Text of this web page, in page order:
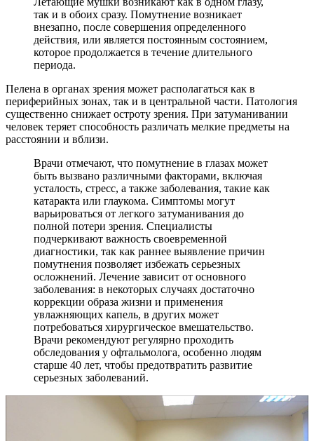
так и в обоих сразу. Помутнение возникает
внезапно, после совершения определенного
действия, или является постоянным состоянием,
которое продолжается в течение длительного
периода.
Пелена в органах зрения может располагаться как в
периферийных зонах, так и в центральной части. Патология
существенно снижает остроту зрения. При затуманивании
человек теряет способность различать мелкие предметы на
расстоянии и вблизи.
Врачи отмечают, что помутнение в глазах может
быть вызвано различными факторами, включая
усталость, стресс, а также заболевания, такие как
катаракта или глаукома. Симптомы могут
варьироваться от легкого затуманивания до
полной потери зрения. Специалисты
подчеркивают важность своевременной
диагностики, так как раннее выявление причин
помутнения позволяет избежать серьезных
осложнений. Лечение зависит от основного
заболевания: в некоторых случаях достаточно
коррекции образа жизни и применения
увлажняющих капель, в других может
потребоваться хирургическое вмешательство.
Врачи рекомендуют регулярно проходить
обследования у офтальмолога, особенно людям
старше 40 лет, чтобы предотвратить развитие
серьезных заболеваний.